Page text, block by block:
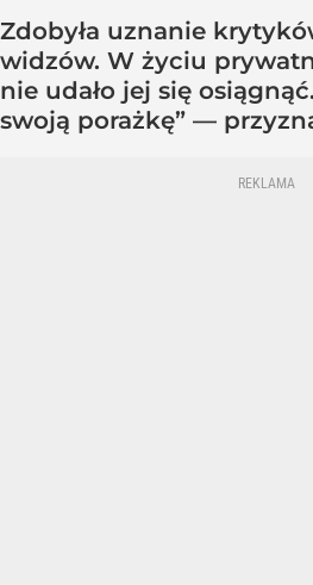
Zdobyła uznanie
widzów. W życiu
nie udało jej się
swoją porażkę” —